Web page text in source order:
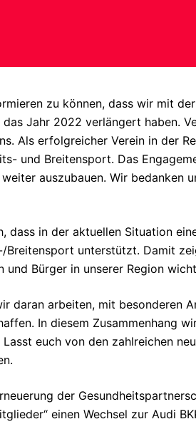
zu können, dass wir mit
Jahr 2022 verlängert haben.
Als erfolgreicher Verein in der
und Breitensport. Das
auszubauen. Wir bedanken
dass in der aktuellen Situation
Breitensport unterstützt. Damit
und Bürger in unserer Region
daran arbeiten, mit besonderen
In diesem Zusammenhang
euch von den zahlreichen
der
einen Wechsel zur Audi